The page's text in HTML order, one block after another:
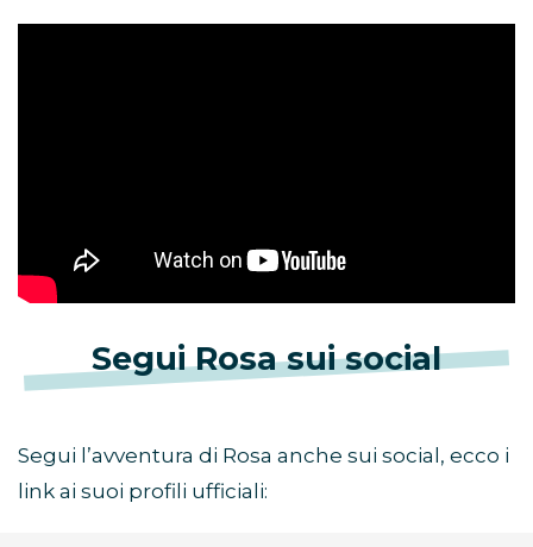
Segui Rosa sui social
Segui l’avventura di Rosa anche sui social, ecco i
link ai suoi profili ufficiali: